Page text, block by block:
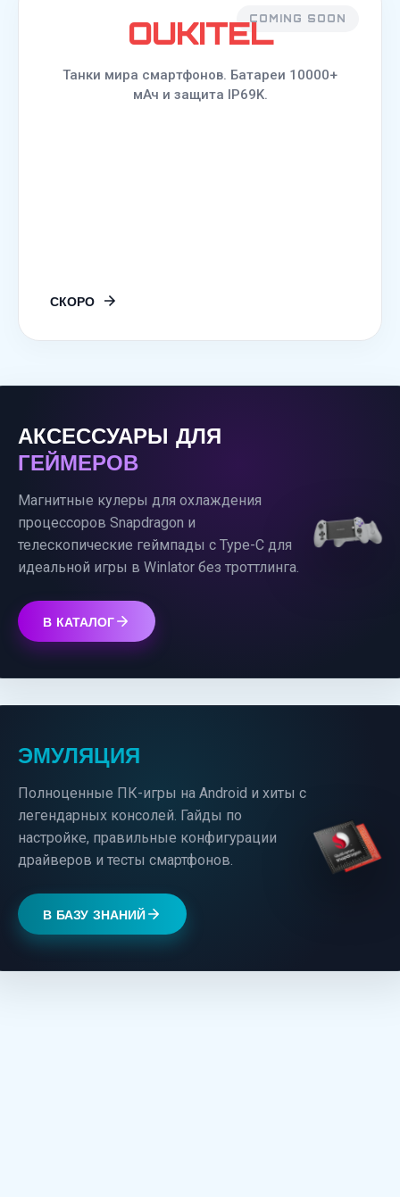
COMING SOON
OUKITEL
Танки мира смартфонов. Батареи 10000+
мАч и защита IP69K.
СКОРО
АКСЕССУАРЫ ДЛЯ
ГЕЙМЕРОВ
Магнитные кулеры для охлаждения
процессоров Snapdragon и
телескопические геймпады с Type-C для
идеальной игры в Winlator без троттлинга.
В КАТАЛОГ
ЭМУЛЯЦИЯ
Полноценные ПК-игры на Android и хиты с
легендарных консолей. Гайды по
настройке, правильные конфигурации
драйверов и тесты смартфонов.
В БАЗУ ЗНАНИЙ